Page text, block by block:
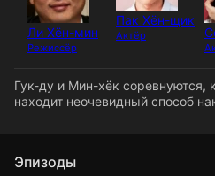
Ли Хён-мин
Режиссёр
Пак Хён-щик
Актёр
Гук-ду и Мин-хёк соревнуются,
находит неочевидный способ
Эпизоды